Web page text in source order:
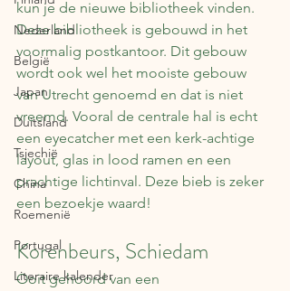
Nederland
België
Japan
Duitsland
Tsjechië
China
Roemenië
Portugal
Literaire kalender
kun je de nieuwe bibliotheek vinden.
Deze bibliotheek is gebouwd in het
voormalig postkantoor. Dit gebouw
wordt ook wel het mooiste gebouw
van Utrecht genoemd en dat is niet
vreemd. Vooral de centrale hal is echt
een eyecatcher met een kerk-achtige
layout, glas in lood ramen en een
prachtige lichtinval. Deze bieb is zeker
een bezoekje waard!
Korenbeurs, Schiedam
Ooit gehoord van een